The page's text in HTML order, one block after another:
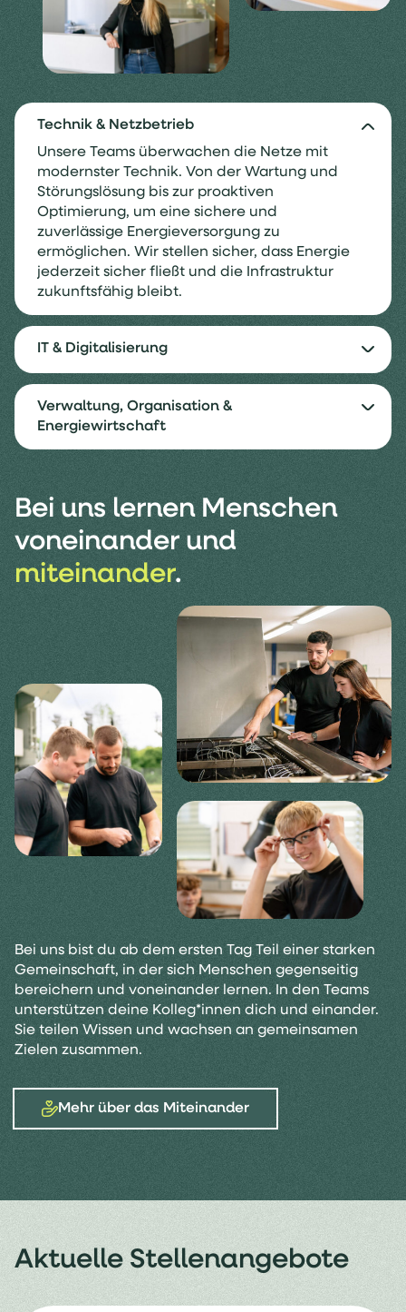
Technik & Netzbetrieb
Unsere Teams überwachen die Netze mit
modernster Technik. Von der Wartung und
Störungslösung bis zur proaktiven
Optimierung, um eine sichere und
zuverlässige Energieversorgung zu
ermöglichen. Wir stellen sicher, dass Energie
jederzeit sicher fließt und die Infrastruktur
zukunftsfähig bleibt.
IT & Digitalisierung
Verwaltung, Organisation &
Energiewirtschaft
Bei uns lernen Menschen
voneinander und
miteinander.
Bei uns bist du ab dem ersten Tag Teil einer starken
Gemeinschaft, in der sich Menschen gegenseitig
bereichern und voneinander lernen. In den Teams
unterstützen deine Kolleg*innen dich und einander.
Sie teilen Wissen und wachsen an gemeinsamen
Zielen zusammen.
Mehr über das Miteinander
Aktuelle Stellenangebote